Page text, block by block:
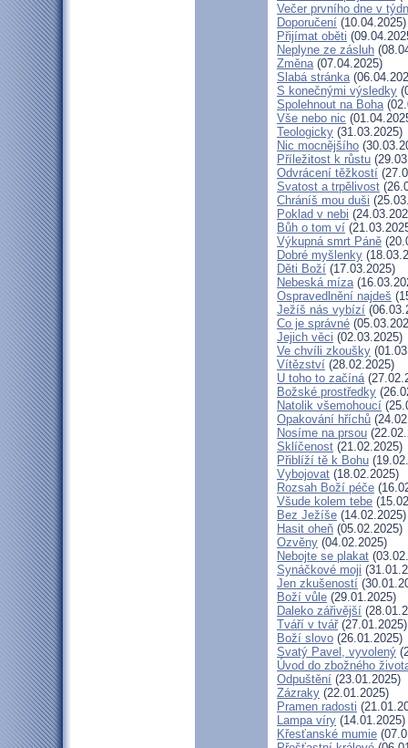
Večer prvního dne v
Doporučení (10.04.2025)
Přijímat oběti
Neplyne ze zásluh
Změna(07.04.2025)
Slabá stránka
S konečnými výsledky
Spolehnout na Boha
Vše nebo nic
Teologicky (31.03.2025)
Nic mocnějšího
Příležitost k růstu
Odvrácení těžkostí
Svatost a trpělivost
Chráníš mou duši
Poklad v nebi
Bůh o tom ví
Výkupná smrt Páně
Dobré myšlenky
Děti Boží (17.03.2025)
Nebeská míza
Ospravedlnění najdeš
Ježíš nás vybízí
Co je správné
Jejich věci (02.03.2025)
Ve chvíli zkoušky
Vítězství (28.02.2025)
U toho to začíná
Božské prostředky
Natolik všemohoucí
Opakování hříchů
Nosíme na prsou
Sklíčenost (21.02.2025)
Přiblíží tě k Bohu
Vybojovat (18.02.2025)
Rozsah Boží péče
Všude kolem tebe
Bez Ježíše (14.02.2025)
Hasit oheň (05.02.2025)
Ozvěny (04.02.2025)
Nebojte se plakat
Synáčkové moji
Jen zkušeností
Boží vůle (29.01.2025)
Daleko zářivější
Tváří v tvář(27.01.2025)
Boží slovo (26.01.2025)
Svatý Pavel, vyvolený
Úvod do zbožného
Odpuštění (23.01.2025)
Zázraky (22.01.2025)
Pramen radosti
Lampa víry (14.01.2025)
Křesťanské mumie